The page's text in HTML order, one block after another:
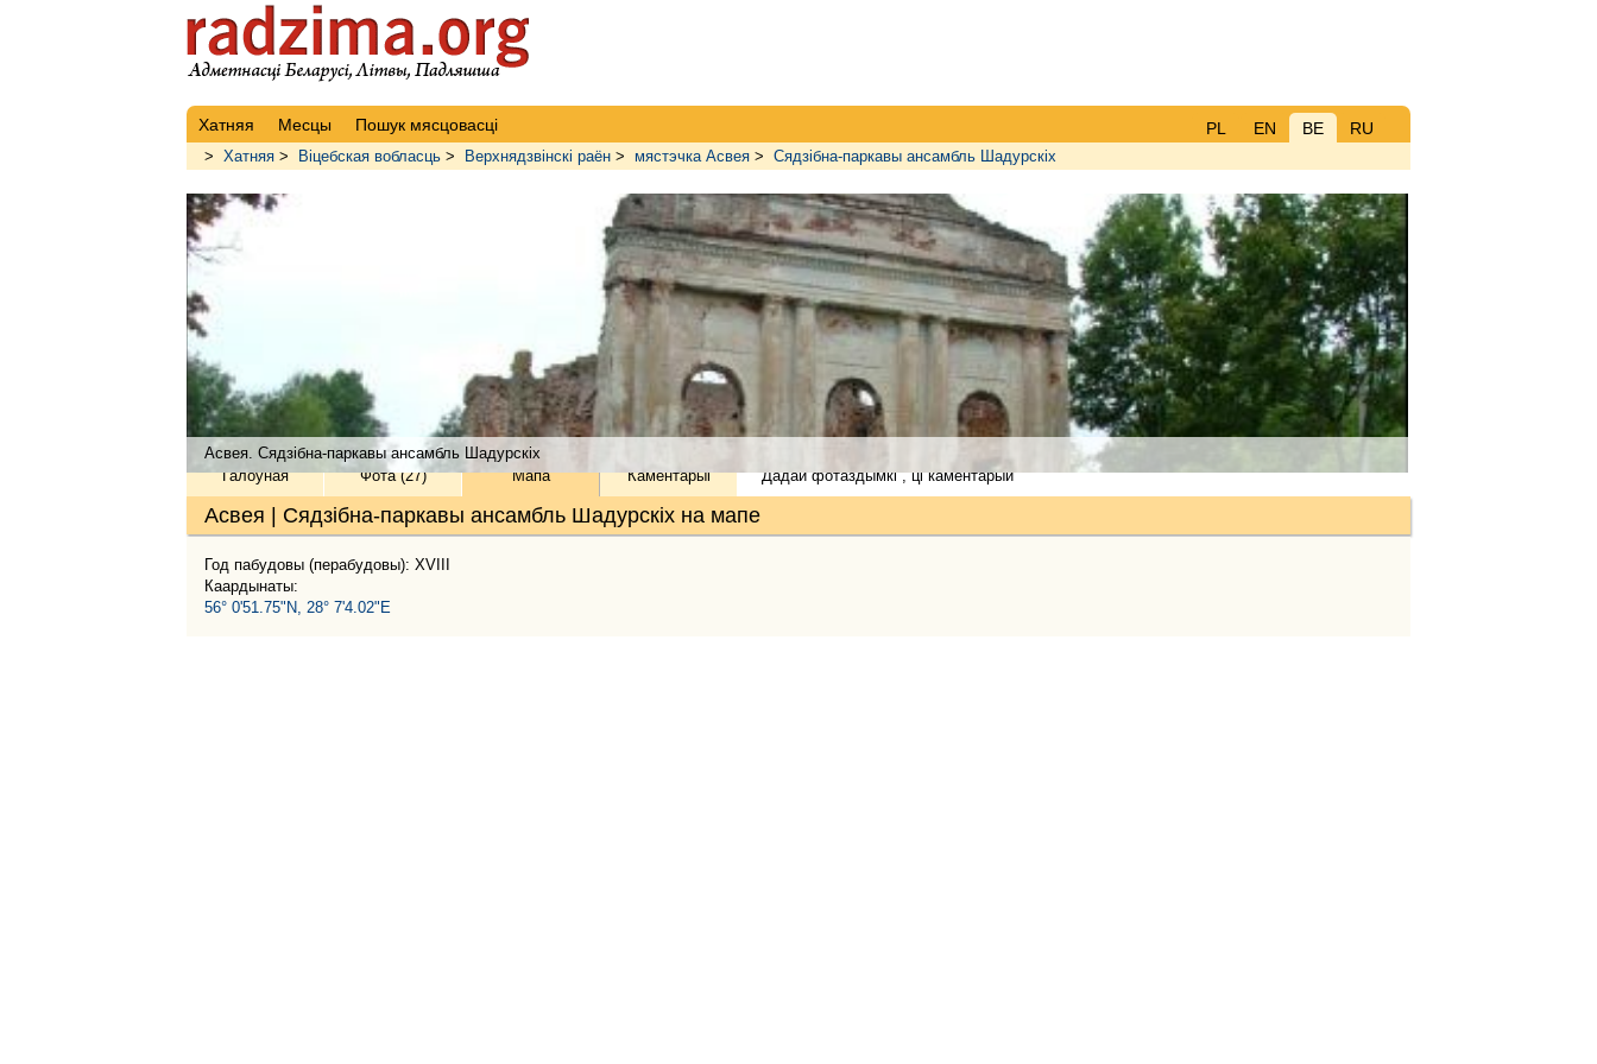
PL EN BE RU
Хатняя Месцы Пошук мясцовасці
> Хатняя > Віцебская вобласць > Верхнядзвінскі раён > мястэчка Асвея > Сядзібна-паркавы ансамбль Шадурскіх
Асвея. Сядзібна-паркавы ансамбль Шадурскіх
Асвея | Сядзібна-паркавы ансамбль Шадурскіх на мапе
Галоўная Фота (27) Мапа Каментарыі Дадайфотаздымкі, цікаментарый
Год пабудовы (перабудовы): XVIII
Каардынаты:
56° 0'51.75"N, 28° 7'4.02"E